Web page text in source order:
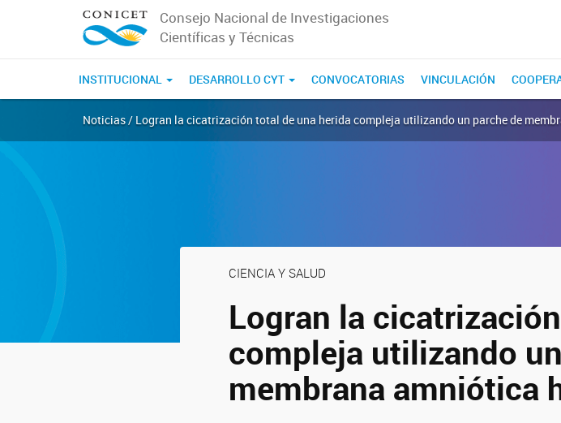
Consejo Nacional de Investigaciones
Científicas y Técnicas
INSTITUCIONAL DESARROLLO CYT CONVOCATORIAS VINCULACIÓN
Noticias / Logran la cicatrización total de una herida compleja utilizando un parche de
CIENCIA Y SALUD
Logran la
compleja utilizando
membrana amniótica